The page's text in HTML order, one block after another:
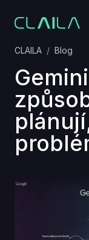
CLAILA Blog